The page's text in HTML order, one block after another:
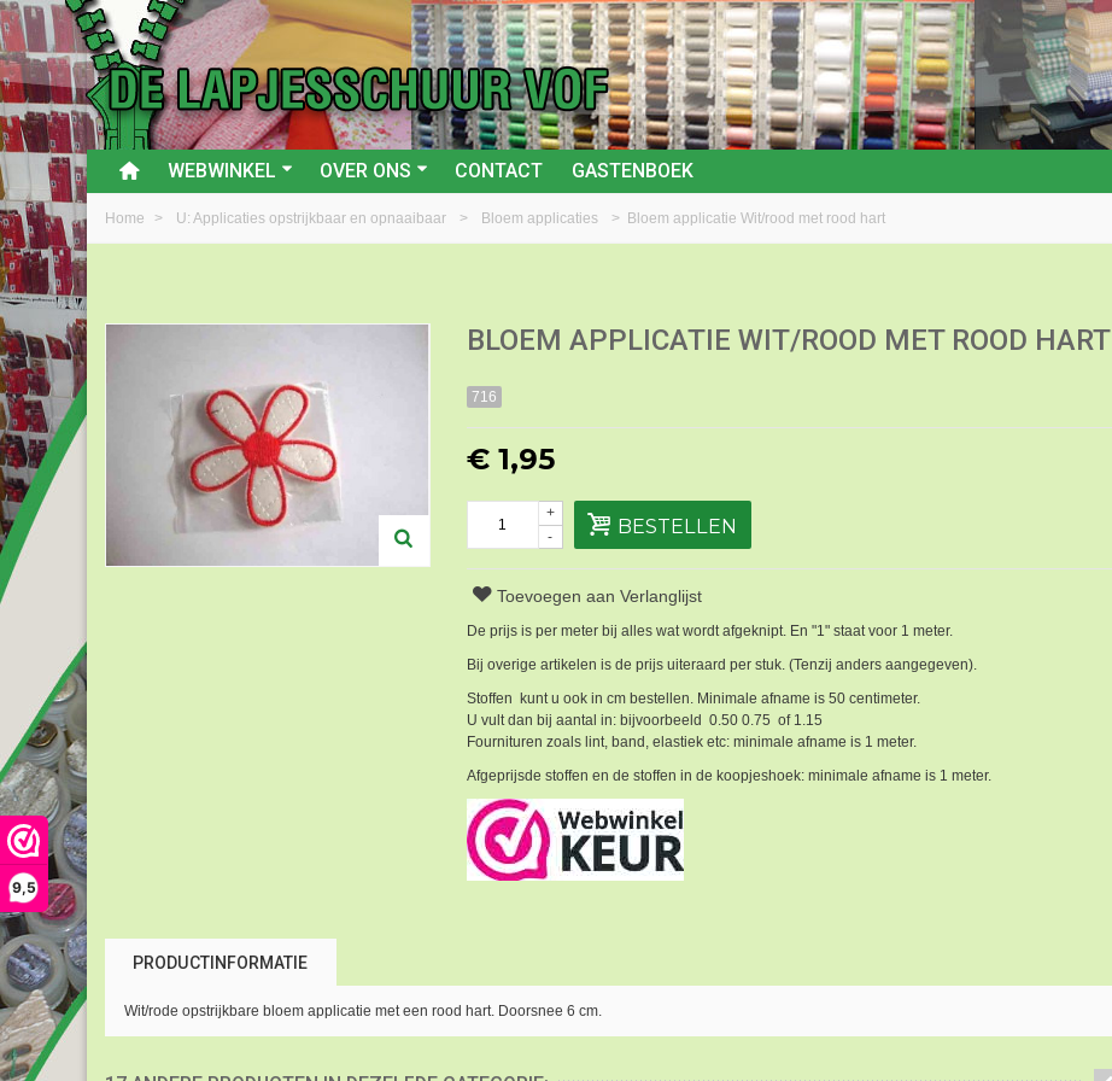
9,5
WEBWINKEL OVER ONS CONTACT GASTENBOEK
Home > U: Applicaties opstrijkbaar en opnaaibaar > Bloem applicaties > Bloem applicatie Wit/rood met rood hart
BLOEM APPLICATIE WIT/ROOD MET ROOD HART
716
€ 1,95
-
+
BESTELLEN
Toevoegen aan Verlanglijst
De prijs is per meter bij alles wat wordt afgeknipt. En "1" staat voor 1 meter.
Bij overige artikelen is de prijs uiteraard per stuk. (Tenzij anders aangegeven).
Stoffen kunt u ook in cm bestellen. Minimale afname is 50 centimeter.
U vult dan bij aantal in: bijvoorbeeld 0.50 0.75 of 1.15
Fournituren zoals lint, band, elastiek etc: minimale afname is 1 meter.
Afgeprijsde stoffen en de stoffen in de koopjeshoek: minimale afname is 1 meter.
PRODUCTINFORMATIE
Wit/rode opstrijkbare bloem applicatie met een rood hart. Doorsnee 6 cm.